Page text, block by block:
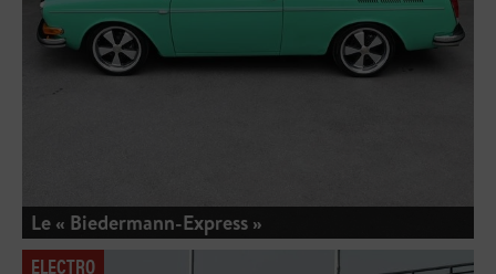
Le « Biedermann-Express »
ELECTRO